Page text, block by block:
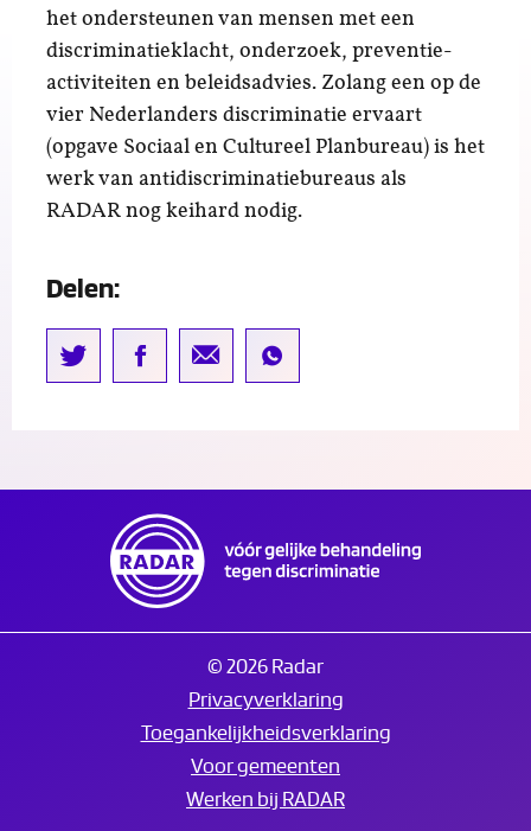
het ondersteunen van mensen met een
discriminatieklacht, onderzoek, preventie-
activiteiten en beleidsadvies. Zolang een op de
vier Nederlanders discriminatie ervaart
(opgave Sociaal en Cultureel Planbureau) is het
werk van antidiscriminatiebureaus als
RADAR nog keihard nodig.
Delen:
© 2026 Radar
Privacyverklaring
Toegankelijkheidsverklaring
Voor gemeenten
Werken bij RADAR